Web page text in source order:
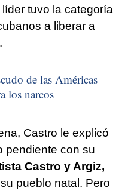
tuvo la categoría
a liberar a
de las Américas
los narcos
Castro le explicó
pendiente con su
Castro y Argiz,
pueblo natal. Pero